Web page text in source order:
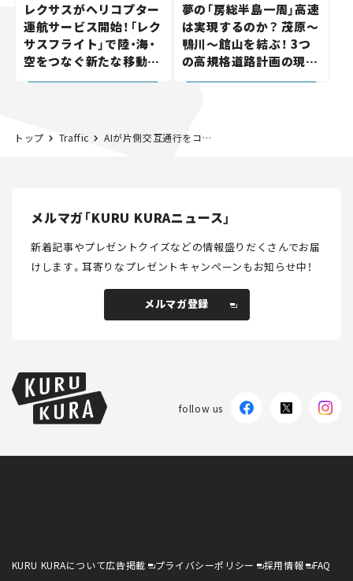
レクサスがヘリコプター
運航サービス開始！「レク
サスフライト」で陸・海・
空をつなぐ新たな移動体
験とは
夢の「房総半島一周」高速
は実現するのか？ 茂原～
鴨川～館山を結ぶ！ 3つ
の高規格道路計画の現
状。「館山鴨川道路」で検
トップ Traffic AIが片側交互通行をコントロール。日本初「長野方式」の最新道路対策を、国道19号・犬戻トンネルの地すべりにみる【第1回】
メルマガ「KURU KURAニュース」
新着記事やプレゼントクイズなどの情報盛りだくさんでお届
けします。耳寄りなプレゼントキャンペーンもお知らせ中！
メルマガ登録
follow us
KURU KURAについて広告掲載 プライバシーポリシー 採用情報 FAQ